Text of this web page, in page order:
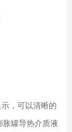
，可以清晰的
胀罐导热介质液